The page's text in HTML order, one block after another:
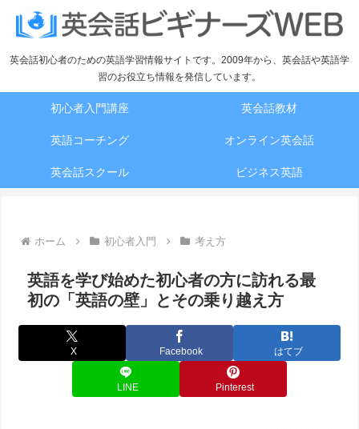
英会話初心者のための英語学習情報サイトです。2009年から、英会話や英語学
習のお役立ち情報を発信しています。
初心者入門講座 英会話教材
英語コーチング オンライン英会話
英会話スクール ビジネス英語
ホーム 初心者入門 考え方
英語を学び始めた初心者の方に訪れる最
初の「英語の壁」とその乗り越え方
X Facebook はてブ
LINE Pinterest